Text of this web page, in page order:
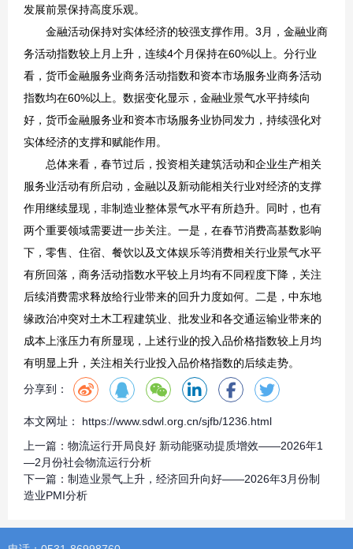
发展前景保持高度乐观。
金融活动保持对实体经济的较强支撑作用。3月，金融业商
务活动指数较上月上升，连续4个月保持在60%以上。分行业
看，货币金融服务业商务活动指数和资本市场服务业商务活动
指数均在60%以上。数据变化显示，金融业景气水平持续向
好，货币金融服务业和资本市场服务业协同发力，持续强化对
实体经济的支撑和赋能作用。
总体来看，春节过后，投资相关建筑活动和企业生产相关
服务业活动有所启动，金融以及新动能相关行业对经济的支撑
作用继续显现，非制造业整体景气水平有所趋升。同时，也有
两个重要领域需要进一步关注。一是，在春节消费高基数影响
下，零售、住宿、餐饮以及文体娱乐等消费相关行业景气水平
有所回落，商务活动指数水平较上月均有不同程度下降，关注
后续消费需求释放给行业带来的回升力度如何。二是，中东地
缘政治冲突对土木工程建筑业、批发业和各交通运输业带来的
成本上涨压力有所显现，上述行业的投入品价格指数较上月均
有明显上升，关注相关行业投入品价格指数的后续走势。
分享到：
本文网址： https://www.sdwl.org.cn/sjfb/1236.html
上一篇： 物流运行开局良好 新动能驱动提质增效——2026年1
—2月份社会物流运行分析
下一篇： 制造业景气上升，经济回升向好——2026年3月份制
造业PMI分析